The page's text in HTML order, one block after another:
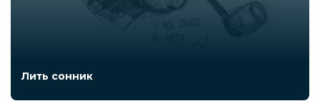
Лить сонник